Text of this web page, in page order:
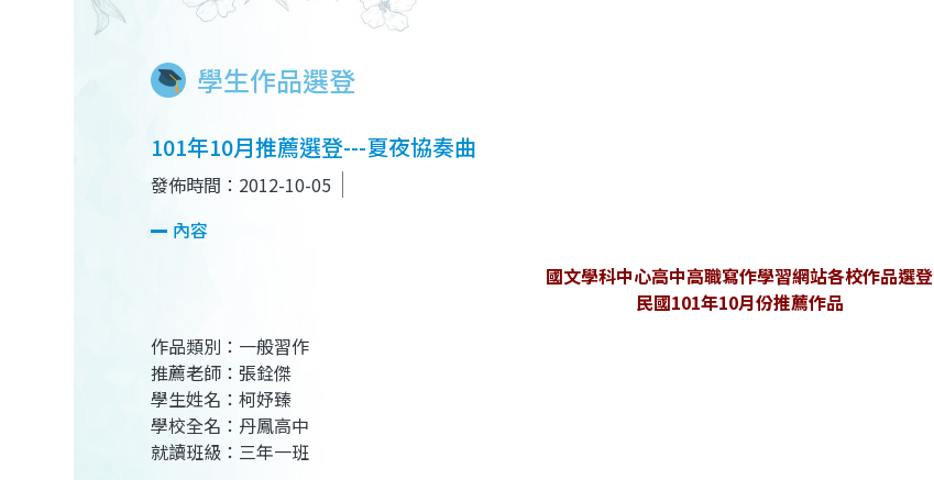
學生作品選登
101年10月推薦選登---夏夜協奏曲
發佈時間：2012-10-05
內容
國文學科中心高中高職寫作學習網站各校作品選登
民國101年10月份推薦作品
作品類別：一般習作
推薦老師：張銓傑
學生姓名：柯妤臻
學校全名：丹鳳高中
就讀班級：三年一班